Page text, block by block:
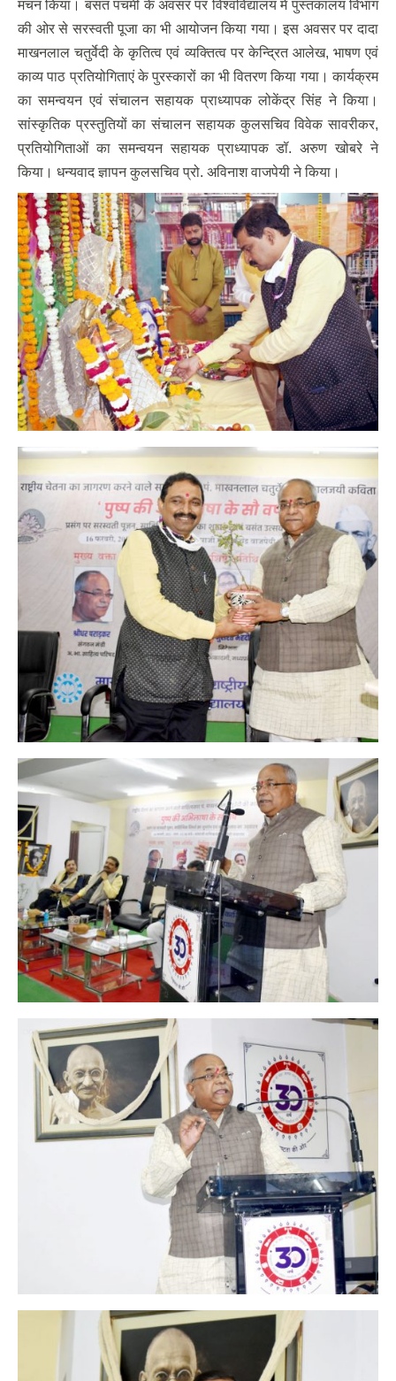
मंचन किया। बसंत पंचमी के अवसर पर विश्वविद्यालय में पुस्तकालय विभाग
की ओर से सरस्वती पूजा का भी आयोजन किया गया। इस अवसर पर दादा
माखनलाल चतुर्वेदी के कृतित्व एवं व्यक्तित्व पर केन्द्रित आलेख, भाषण एवं
काव्य पाठ प्रतियोगिताएं के पुरस्कारों का भी वितरण किया गया। कार्यक्रम
का समन्वयन एवं संचालन सहायक प्राध्यापक लोकेंद्र सिंह ने किया।
सांस्कृतिक प्रस्तुतियों का संचालन सहायक कुलसचिव विवेक सावरीकर,
प्रतियोगिताओं का समन्वयन सहायक प्राध्यापक डॉ. अरुण खोबरे ने
किया। धन्यवाद ज्ञापन कुलसचिव प्रो. अविनाश वाजपेयी ने किया।